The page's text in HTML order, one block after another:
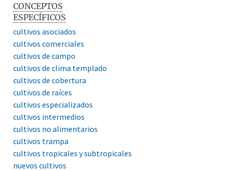
CONCEPTOS
ESPECÍFICOS
cultivos asociados
cultivos comerciales
cultivos de campo
cultivos de clima templado
cultivos de cobertura
cultivos de raíces
cultivos especializados
cultivos intermedios
cultivos no alimentarios
cultivos trampa
cultivos tropicales y subtropicales
nuevos cultivos